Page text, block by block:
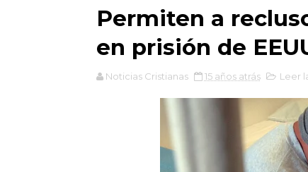
Permiten a
en prisión de
Noticias Cristianas 15 años atrás Leer